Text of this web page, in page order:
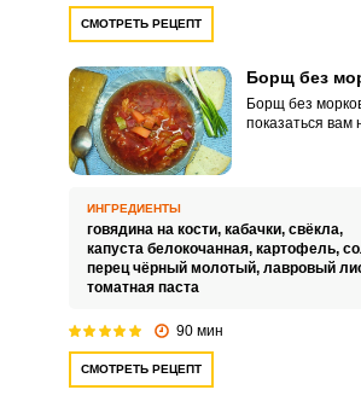
СМОТРЕТЬ РЕЦЕПТ
Борщ без
Борщ без
показаться вам
чтобы блюдо не
слишком
заменить
свежими
ИНГРЕДИЕНТЫ
говядина на кости, кабачки, свёкла,
капуста белокочанная, картофель,
перец чёрный молотый, лавровый
томатная паста
90 мин
СМОТРЕТЬ РЕЦЕПТ